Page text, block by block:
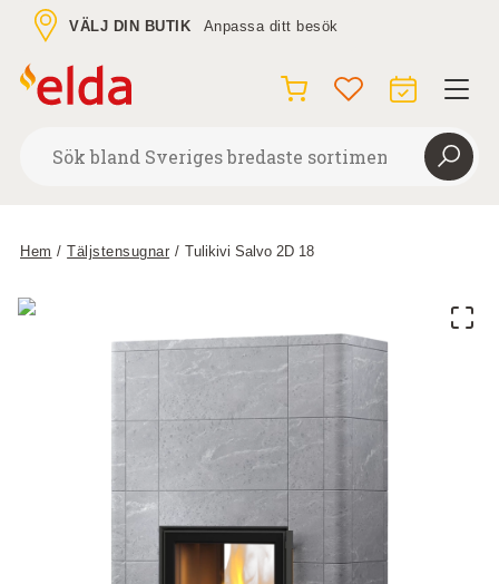
VÄLJ DIN BUTIK Anpassa ditt besök
Hem / Täljstensugnar / Tulikivi Salvo 2D 18